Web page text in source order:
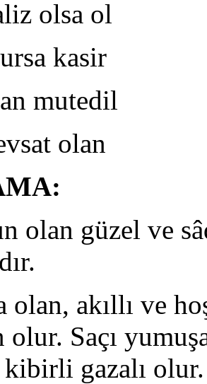
olsa ol
kasir
mutedil
evsat olan
olan güzel ve
akıllı ve
olur. Saçı
kibirli gazalı olur.